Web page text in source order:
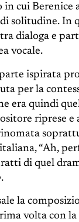
cui Berenice
solitudine. In
dialoga e
vocale.
parte ispirata
per la
era quindi
riprese e
rinomata
“Ah,
di quel
.
la
volta con